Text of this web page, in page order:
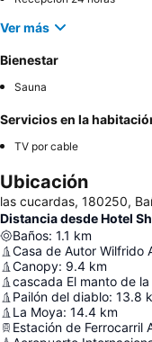
Ver más
Bienestar
Sauna
Servicios en la
TV por cable
Ubicación
las cucardas, 180250,
Distancia desde Hotel
Baños: 1.1 km
Casa de Autor Wilfrido
Canopy: 9.4 km
cascada El manto de la
Pailón del diablo: 13.8
La Moya: 14.4 km
Estación de Ferrocarril